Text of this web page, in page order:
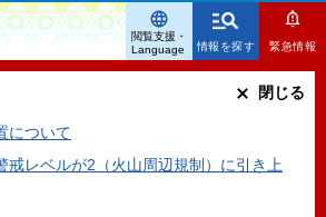
情報を探す 緊急情報
について
戒レベルが2（火山周辺規制）に引き上
閉じる
閲覧支援・
Language